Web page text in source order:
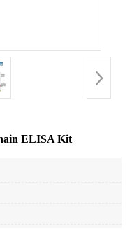
ELISA Kit